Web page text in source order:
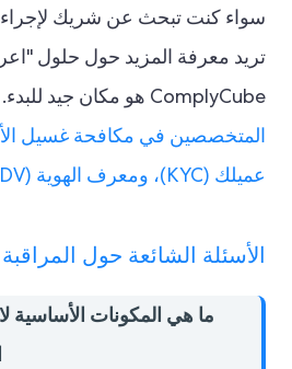
سواء كنت تبحث عن شريك لإجراء
تريد معرفة المزيد حول حلول
ComplyCube هو مكان جيد للبدء.
عميلك (KYC)، ومعرف الهوية (IDV) اليوم.
الأسئلة الشائعة حول
ما هي المكونات الأساسية